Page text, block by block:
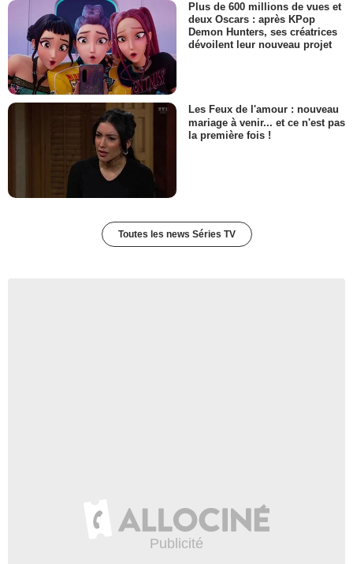
Plus de 600 millions de vues et
deux Oscars : après KPop
Demon Hunters, ses créatrices
dévoilent leur nouveau projet
Les Feux de l'amour : nouveau
mariage à venir... et ce n'est pas
la première fois !
Toutes les news Séries TV